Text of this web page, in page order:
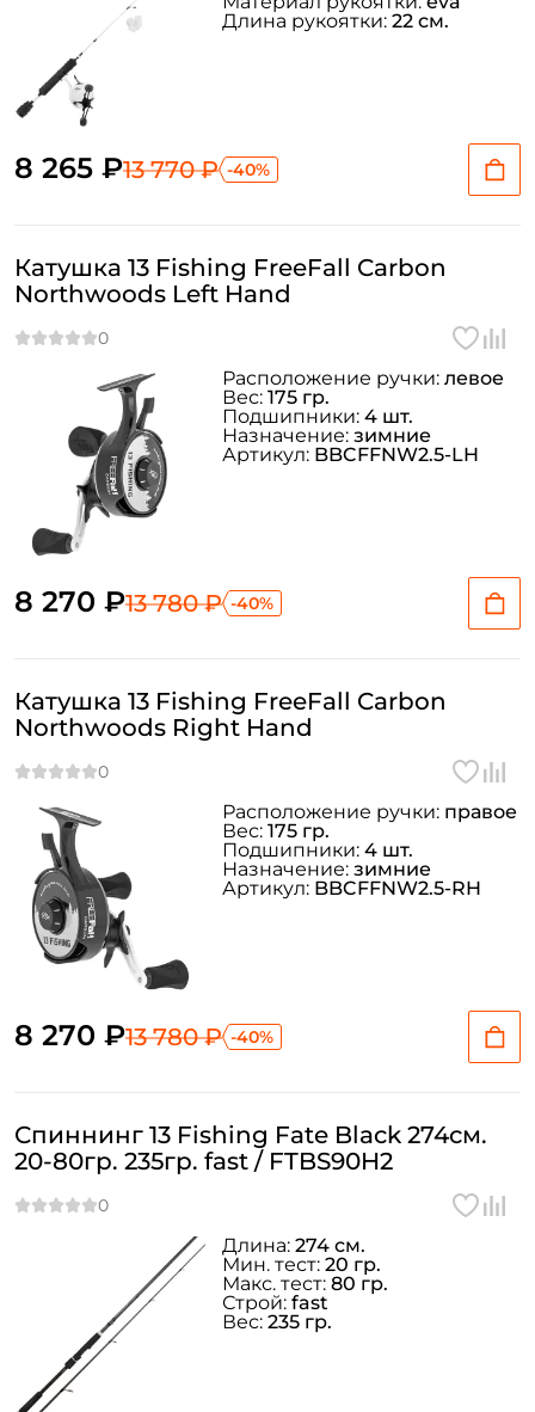
8 265 ₽13 770 ₽ -40%
Длина рукоятки: 22 см.
Катушка 13 Fishing FreeFall Carbon
Northwoods Left Hand
8 270 ₽13 780 ₽ -40%
Расположение ручки: левое
Вес: 175 гр.
Подшипники: 4 шт.
Назначение: зимние
Артикул: BBCFFNW2.5-LH
Катушка 13 Fishing FreeFall Carbon
Northwoods Right Hand
8 270 ₽13 780 ₽ -40%
Расположение ручки: правое
Вес: 175 гр.
Подшипники: 4 шт.
Назначение: зимние
Артикул: BBCFFNW2.5-RH
Спиннинг 13 Fishing Fate Black 274см.
20-80гр. 235гр. fast / FTBS90H2
Длина: 274 см.
Мин. тест: 20 гр.
Макс. тест: 80 гр.
Строй: fast
Вес: 235 гр.
Email: *
Номер телефона: *
Повторите пароль: *
Заполняя данную форму вы соглашаетесь на обработку
персональных данных
Создать аккаунт
У меня уже есть аккаунт